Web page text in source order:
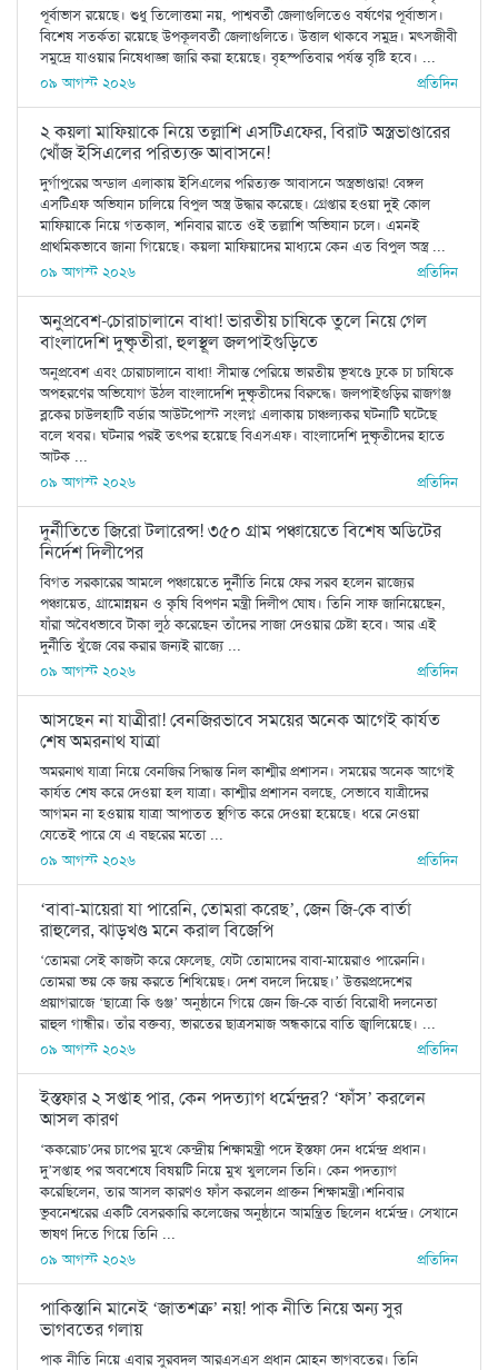
পূর্বাভাস রয়েছে। শুধু তিলোত্তমা নয়, পাশ্ববর্তী জেলাগুলিতেও বর্ষণের পূর্বাভাস।
বিশেষ সতর্কতা রয়েছে উপকূলবর্তী জেলাগুলিতে। উত্তাল থাকবে সমুদ্র। মৎসজীবী
সমুদ্রে যাওয়ার নিষেধাজ্ঞা জারি করা হয়েছে। বৃহস্পতিবার পর্যন্ত বৃষ্টি হবে। ...
০৯ আগস্ট ২০২৬
প্রতিদিন
২ কয়লা মাফিয়াকে নিয়ে তল্লাশি এসটিএফের, বিরাট অস্ত্রভাণ্ডারের
খোঁজ ইসিএলের পরিত্যক্ত আবাসনে!
দুর্গাপুরের অন্ডাল এলাকায় ইসিএলের পরিত্যক্ত আবাসনে অস্ত্রভাণ্ডার! বেঙ্গল
এসটিএফ অভিযান চালিয়ে বিপুল অস্ত্র উদ্ধার করেছে। গ্রেপ্তার হওয়া দুই কোল
মাফিয়াকে নিয়ে গতকাল, শনিবার রাতে ওই তল্লাশি অভিযান চলে। এমনই
প্রাথমিকভাবে জানা গিয়েছে। কয়লা মাফিয়াদের মাধ্যমে কেন এত বিপুল অস্ত্র ...
০৯ আগস্ট ২০২৬
প্রতিদিন
অনুপ্রবেশ-চোরাচালানে বাধা! ভারতীয় চাষিকে তুলে নিয়ে গেল
বাংলাদেশি দুষ্কৃতীরা, হুলস্থূল জলপাইগুড়িতে
অনুপ্রবেশ এবং চোরাচালানে বাধা! সীমান্ত পেরিয়ে ভারতীয় ভূখণ্ডে ঢুকে চা চাষিকে
অপহরণের অভিযোগ উঠল বাংলাদেশি দুষ্কৃতীদের বিরুদ্ধে। জলপাইগুড়ির রাজগঞ্জ
ব্লকের চাউলহাটি বর্ডার আউটপোস্ট সংলগ্ন এলাকায় চাঞ্চল্যকর ঘটনাটি ঘটেছে
বলে খবর। ঘটনার পরই তৎপর হয়েছে বিএসএফ। বাংলাদেশি দুষ্কৃতীদের হাতে
আটক ...
০৯ আগস্ট ২০২৬
প্রতিদিন
দুর্নীতিতে জিরো টলারেন্স! ৩৫০ গ্রাম পঞ্চায়েতে বিশেষ অডিটের
নির্দেশ দিলীপের
বিগত সরকারের আমলে পঞ্চায়েতে দুর্নীতি নিয়ে ফের সরব হলেন রাজ্যের
পঞ্চায়েত, গ্রামোন্নয়ন ও কৃষি বিপণন মন্ত্রী দিলীপ ঘোষ। তিনি সাফ জানিয়েছেন,
যাঁরা অবৈধভাবে টাকা লুঠ করেছেন তাঁদের সাজা দেওয়ার চেষ্টা হবে। আর এই
দুর্নীতি খুঁজে বের করার জন্যই রাজ্যে ...
০৯ আগস্ট ২০২৬
প্রতিদিন
আসছেন না যাত্রীরা! বেনজিরভাবে সময়ের অনেক আগেই কার্যত
শেষ অমরনাথ যাত্রা
অমরনাথ যাত্রা নিয়ে বেনজির সিদ্ধান্ত নিল কাশ্মীর প্রশাসন। সময়ের অনেক আগেই
কার্যত শেষ করে দেওয়া হল যাত্রা। কাশ্মীর প্রশাসন বলছে, সেভাবে যাত্রীদের
আগমন না হওয়ায় যাত্রা আপাতত স্থগিত করে দেওয়া হয়েছে। ধরে নেওয়া
যেতেই পারে যে এ বছরের মতো ...
০৯ আগস্ট ২০২৬
প্রতিদিন
‘বাবা-মায়েরা যা পারেনি, তোমরা করেছ’, জেন জি-কে বার্তা
রাহুলের, ঝাড়খণ্ড মনে করাল বিজেপি
‘তোমরা সেই কাজটা করে ফেলেছ, যেটা তোমাদের বাবা-মায়েরাও পারেননি।
তোমরা ভয় কে জয় করতে শিখিয়েছ। দেশ বদলে দিয়েছ।’ উত্তরপ্রদেশের
প্রয়াগরাজে ‘ছাত্রো কি গুঞ্জ’ অনুষ্ঠানে গিয়ে জেন জি-কে বার্তা বিরোধী দলনেতা
রাহুল গান্ধীর। তাঁর বক্তব্য, ভারতের ছাত্রসমাজ অন্ধকারে বাতি জ্বালিয়েছে। ...
০৯ আগস্ট ২০২৬
প্রতিদিন
ইস্তফার ২ সপ্তাহ পার, কেন পদত্যাগ ধর্মেন্দ্রর? ‘ফাঁস’ করলেন
আসল কারণ
‘ককরোচ’দের চাপের মুখে কেন্দ্রীয় শিক্ষামন্ত্রী পদে ইস্তফা দেন ধর্মেন্দ্র প্রধান।
দু’সপ্তাহ পর অবশেষে বিষয়টি নিয়ে মুখ খুললেন তিনি। কেন পদত্যাগ
করেছিলেন, তার আসল কারণও ফাঁস করলেন প্রাক্তন শিক্ষামন্ত্রী।শনিবার
ভুবনেশ্বরের একটি বেসরকারি কলেজের অনুষ্ঠানে আমন্ত্রিত ছিলেন ধর্মেন্দ্র। সেখানে
ভাষণ দিতে গিয়ে তিনি ...
০৯ আগস্ট ২০২৬
প্রতিদিন
পাকিস্তানি মানেই ‘জাতশত্রু’ নয়! পাক নীতি নিয়ে অন্য সুর
ভাগবতের গলায়
পাক নীতি নিয়ে এবার সুরবদল আরএসএস প্রধান মোহন ভাগবতের। তিনি